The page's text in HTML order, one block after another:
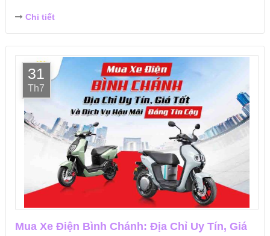
Chi tiết
31
Th7
Mua Xe Điện Bình Chánh: Địa Chỉ Uy Tín, Giá